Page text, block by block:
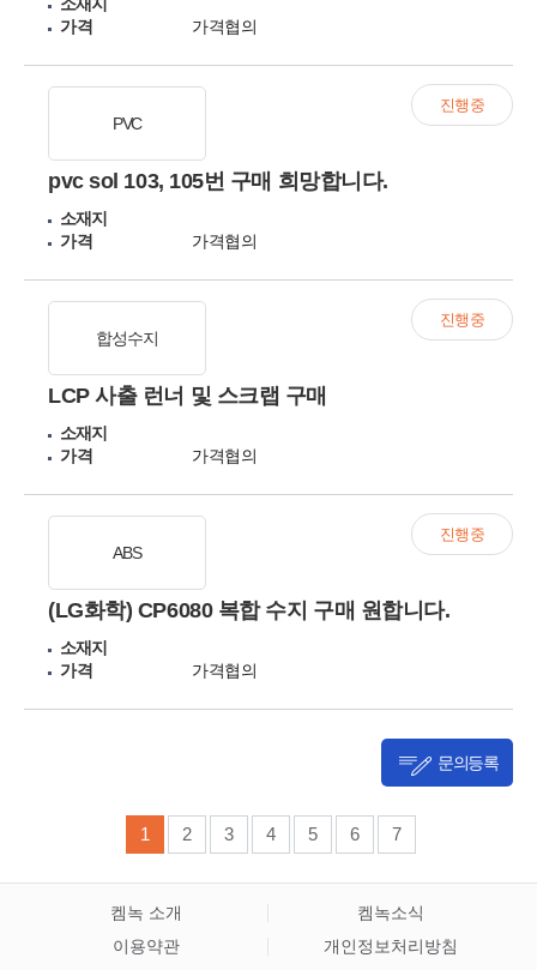
가격
가격협의
PVC
pvc sol 103, 105번 구매 희망합니다.
소재지
가격
가격협의
진행중
합성수지
LCP 사출 런너 및 스크랩 구매
소재지
가격
가격협의
진행중
ABS
(LG화학) CP6080 복합 수지 구매 원합니다.
소재지
가격
가격협의
진행중
문의등록
1 2 3 4 5 6 7
켐녹 소개
켐녹소식
이용약관
개인정보처리방침